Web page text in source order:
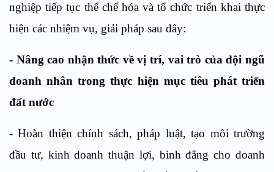
nghiệp tiếp tục thể chế hóa và tổ chức triển khai thực
hiện các nhiệm vụ, giải pháp sau đây:
- Nâng cao nhận thức về vị trí, vai trò của đội ngũ
doanh nhân trong thực hiện mục tiêu phát triển
đất nước
- Hoàn thiện chính sách, pháp luật, tạo môi trường
đầu tư, kinh doanh thuận lợi, bình đẳng cho doanh